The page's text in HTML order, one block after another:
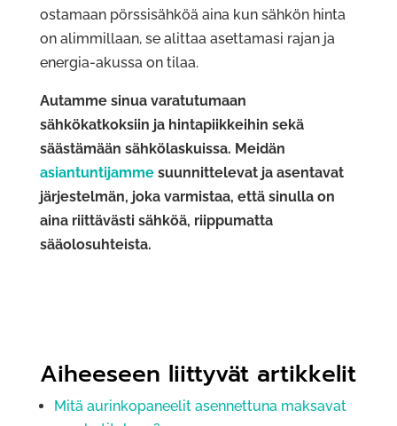
ostamaan pörssisähköä aina kun sähkön hinta
on alimmillaan, se alittaa asettamasi rajan ja
energia-akussa on tilaa.
Autamme sinua varatutumaan
sähkökatkoksiin ja hintapiikkeihin sekä
säästämään sähkölaskuissa. Meidän
asiantuntijammesuunnittelevat ja asentavat
järjestelmän, joka varmistaa, että sinulla on
aina riittävästi sähköä, riippumatta
sääolosuhteista.
Aiheeseen liittyvät artikkelit
Mitä aurinkopaneelit asennettuna maksavat